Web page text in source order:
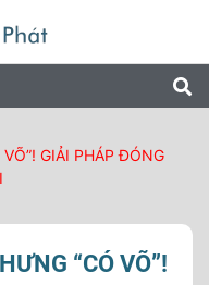
GIẢI PHÁP ĐÓNG
“CÓ VÕ”!